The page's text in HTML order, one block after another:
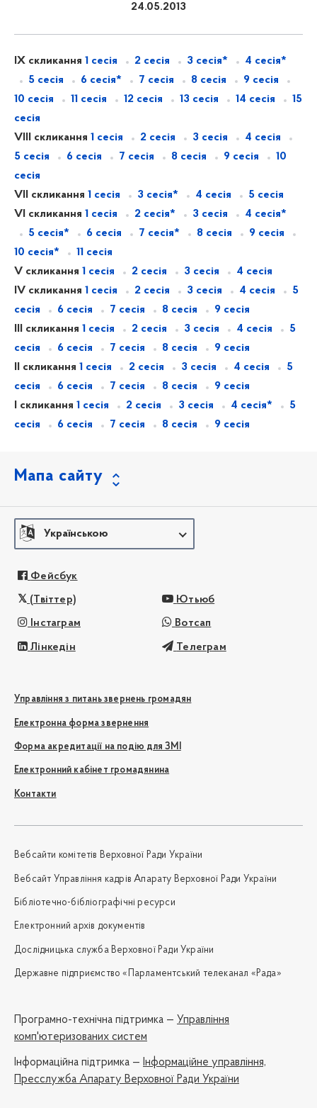
24.05.2013
IX скликання 1 сесія 2 сесія 3 сесія*
4 сесія*
5 сесія
6 сесія* 7 сесія 8 сесія
9 сесія
10 сесія
11 сесія 12 сесія 13 сесія 14 сесія
15
сесія
VIII скликання 1 сесія 2 сесія 3 сесія
4 сесія
5 сесія
6 сесія 7 сесія 8 сесія 9 сесія
10
сесія
VII скликання 1 сесія 3 сесія* 4 сесія
5 сесія
VI скликання 1 сесія 2 сесія* 3 сесія
4 сесія*
5 сесія*
6 сесія 7 сесія* 8 сесія
9 сесія
10 сесія*
11 сесія
V скликання 1 сесія 2 сесія 3 сесія
4 сесія
IV скликання 1 сесія 2 сесія 3 сесія 4 сесія
5
сесія
6 сесія 7 сесія 8 сесія
9 сесія
III скликання 1 сесія 2 сесія 3 сесія 4 сесія
5
сесія
6 сесія 7 сесія 8 сесія
9 сесія
II скликання 1 сесія 2 сесія 3 сесія 4 сесія
5
сесія
6 сесія 7 сесія 8 сесія
9 сесія
I скликання 1 сесія 2 сесія 3 сесія 4 сесія*
5
сесія
6 сесія 7 сесія 8 сесія 9 сесія
Мапа сайту
Українською
Фейсбук
(Твіттер) Ютьюб
Інстаграм Вотсап
Лінкедін Телеграм
Управління з питань звернень громадян
Електронна форма звернення
Форма акредитації на подію для ЗМІ
Електронний кабінет громадянина
Контакти
Вебсайти комітетів Верховної Ради України
Вебсайт Управління кадрів Апарату Верховної Ради України
Бібліотечно-бібліографічні ресурси
Електронний архів документів
Дослідницька служба Верховної Ради України
Державне підприємство «Парламентський телеканал «Рада»
Програмно-технічна підтримка — Управління
комп'ютеризованих систем
Iнформаційна підтримка — Інформаційне управління,
Пресслужба Апарату Верховної Ради України